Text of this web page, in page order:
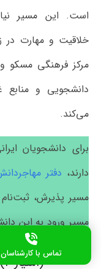
است. این مسیر
خلاقیت و مهارت در
مرکز فرهنگی مسکو
دانشجویی و منابع
می‌کند.
برای دانشجویان
دارند، دفتر
مسیر پذیرش، ثبت‌نام
مسیر ورود به این
۵/۵ - (۲ امتیاز)
تماس با کارشناسان